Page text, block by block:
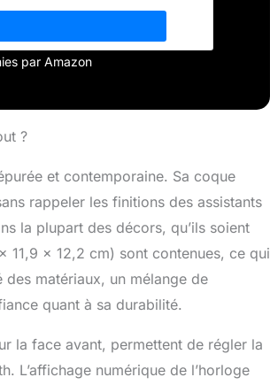
par Amazon
?
et contemporaine. Sa coque
rappeler les finitions des assistants
la plupart des décors, qu’ils soient
11,9 x 12,2 cm) sont contenues, ce qui
matériaux, un mélange de
quant à sa durabilité.
la face avant, permettent de régler la
L’affichage numérique de l’horloge